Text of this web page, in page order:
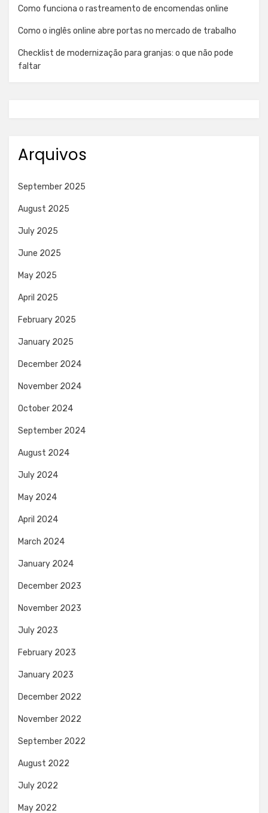
Como funciona o rastreamento de encomendas online
Como o inglês online abre portas no mercado de trabalho
Checklist de modernização para granjas: o que não pode
faltar
Arquivos
September 2025
August 2025
July 2025
June 2025
May 2025
April 2025
February 2025
January 2025
December 2024
November 2024
October 2024
September 2024
August 2024
July 2024
May 2024
April 2024
March 2024
January 2024
December 2023
November 2023
July 2023
February 2023
January 2023
December 2022
November 2022
September 2022
August 2022
July 2022
May 2022